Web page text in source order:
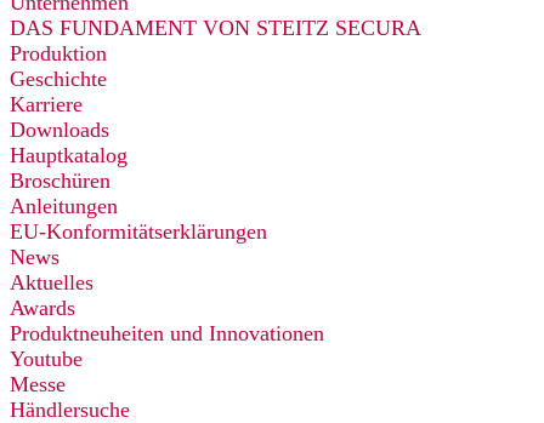
DAS FUNDAMENT VON STEITZ SECURA
Produktion
Geschichte
Karriere
Downloads
Hauptkatalog
Broschüren
Anleitungen
EU-Konformitätserklärungen
News
Aktuelles
Awards
Produktneuheiten und Innovationen
Youtube
Messe
Händlersuche